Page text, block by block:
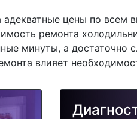
цены по всем
ремонта
минуты, а достаточно
влияет